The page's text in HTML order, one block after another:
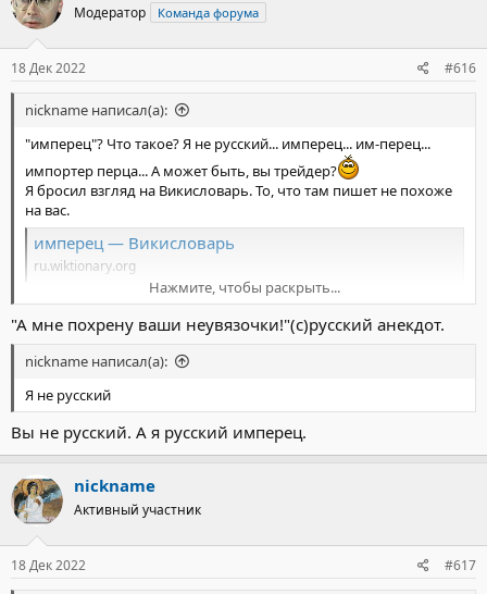
Модератор Команда форума
18 Дек 2022 #616
nickname написал(а):
"имперец"? Что такое? Я не русский... имперец... им-перец...
импортер перца... А может быть, вы трейдер?
Я бросил взгляд на Викисловарь. То, что там пишет не похоже
на вас.
имперец — Викисловарь
ru.wiktionary.org
Там пишет Россия, не СССР. То есть, СССР как прошлое...
Но верите что вам угодно...
Нажмите, чтобы раскрыть...
"А мне похрену ваши неувязочки!"(с)русский анекдот.
nickname написал(а):
Я не русский
Вы не русский. А я русский имперец.
nickname
Активный участник
18 Дек 2022 #617